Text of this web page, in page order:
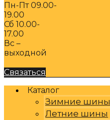
Пн-Пт 09.00-
19.00
Сб 10.00-
17.00
Вс –
выходной
Связаться
Каталог
Зимние шины
Летние шины